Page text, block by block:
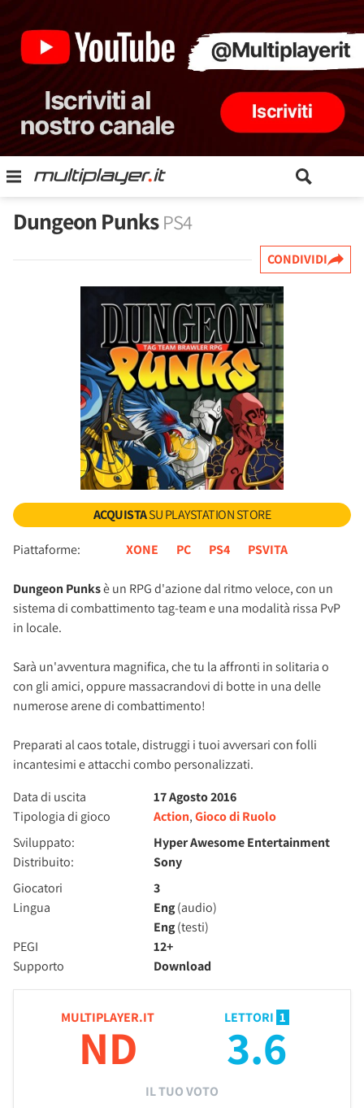
Dungeon PunksPS4
CONDIVIDI
ACQUISTASU PLAYSTATION STORE
Piattaforme: XONE PC PS4 PSVITA
Dungeon Punksè un RPG d'azione dal ritmo veloce, con un
sistema di combattimento tag-team e una modalità rissa PvP
in locale.
Sarà un'avventura magnifica, che tu la affronti in solitaria o
con gli amici, oppure massacrandovi di botte in una delle
numerose arene di combattimento!
Preparati al caos totale, distruggi i tuoi avversari con folli
incantesimi e attacchi combo personalizzati.
Data di uscita
17 Agosto 2016
Tipologia di gioco
Action,Gioco di Ruolo
Sviluppato:
Hyper Awesome Entertainment
Distribuito:
Sony
Giocatori
3
Lingua
Eng(audio)
Eng(testi)
PEGI
12+
Supporto
Download
MULTIPLAYER.IT
ND
LETTORI 1
3.6
IL TUO VOTO